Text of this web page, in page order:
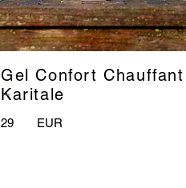
Gel Confort
Karitale
_
29 EUR